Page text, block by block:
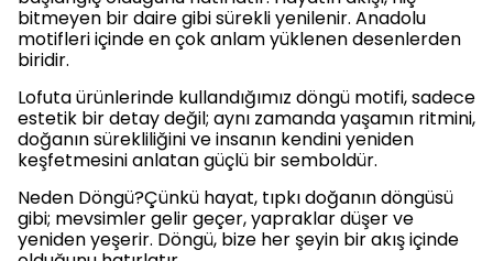
bitmeyen bir daire gibi sürekli yenilenir. Anadolu
motifleri içinde en çok anlam yüklenen desenlerden
biridir.
Lofuta ürünlerinde kullandığımız döngü motifi, sadece
estetik bir detay değil; aynı zamanda yaşamın ritmini,
doğanın sürekliliğini ve insanın kendini yeniden
keşfetmesini anlatan güçlü bir semboldür.
Neden Döngü?Çünkü hayat, tıpkı doğanın döngüsü
gibi; mevsimler gelir geçer, yapraklar düşer ve
yeniden yeşerir. Döngü, bize her şeyin bir akış içinde